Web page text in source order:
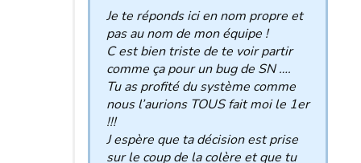
Je te réponds ici en nom propre et
pas au nom de mon équipe !
C est bien triste de te voir partir
comme ça pour un bug de SN ….
Tu as profité du système comme
nous l’aurions TOUS fait moi le 1er
!!!
J espère que ta décision est prise
sur le coup de la colère et que tu